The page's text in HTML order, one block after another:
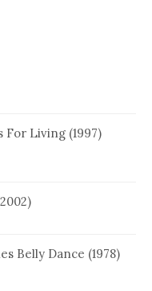
For Living (1997)
Belly Dance (1978)